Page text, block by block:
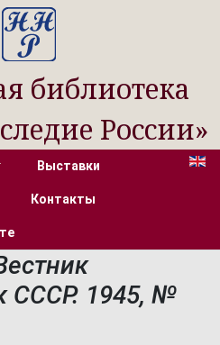
библиотека
России»
Выставки
Контакты
СССР. 1945, №